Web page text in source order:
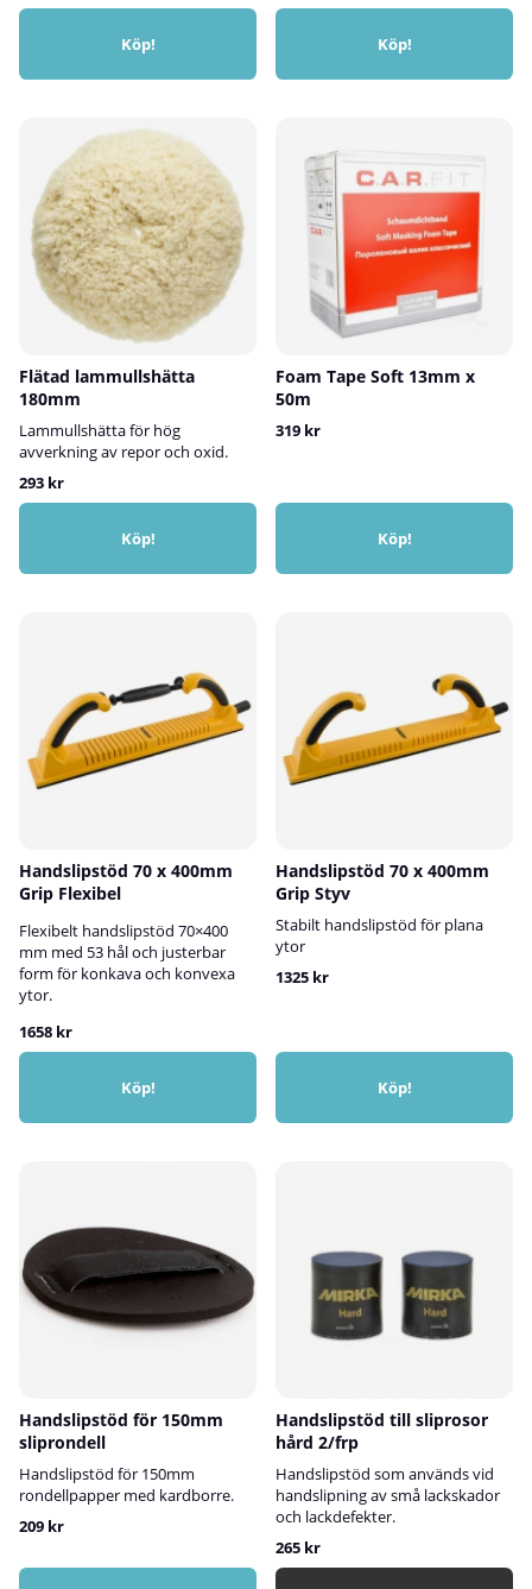
Köp! Köp!
Flätad lammullshätta
180mm
Lammullshätta för hög
avverkning av repor och oxid.
293 kr
Köp!
Foam Tape Soft 13mm x
50m
319 kr
Köp!
Handslipstöd 70 x 400mm
Grip Flexibel
Flexibelt handslipstöd 70×400
mm med 53 hål och justerbar
form för konkava och konvexa
ytor.
1658 kr
Köp!
Handslipstöd 70 x 400mm
Grip Styv
Stabilt handslipstöd för plana
ytor
1325 kr
Köp!
Handslipstöd för 150mm
sliprondell
Handslipstöd för 150mm
rondellpapper med kardborre.
209 kr
Handslipstöd till sliprosor
hård 2/frp
Handslipstöd som används vid
handslipning av små lackskador
och lackdefekter.
265 kr